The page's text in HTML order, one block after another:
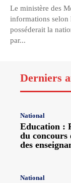
Le ministère des
informations selon
posséderait la
par...
Derniers
National
Education :
du concours
des
National